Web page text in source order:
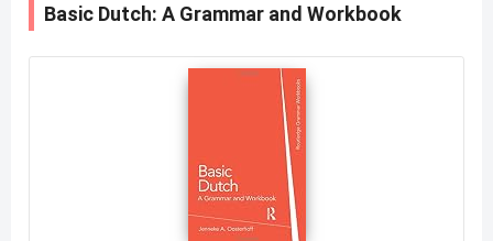
Basic Dutch: A Grammar and Workbook